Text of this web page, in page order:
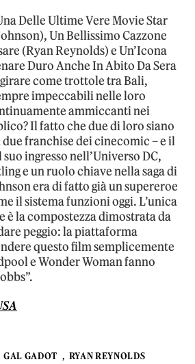
Delle Ultime Vere Movie Star
Un Bellissimo Cazzone
(Ryan Reynolds) e Un’Icona
Duro Anche In Abito Da Sera
come trottole tra Bali,
impeccabili nelle loro
ammiccanti nei
Il fatto che due di loro siano
franchise dei cinecomic – e il
ingresso nell’Universo DC,
e un ruolo chiave nella saga di
era di fatto già un supereroe
il sistema funzioni oggi. L’unica
è la compostezza dimostrata da
peggio: la piattaforma
questo film semplicemente
e Wonder Woman fanno
GAL GADOT RYAN REYNOLDS